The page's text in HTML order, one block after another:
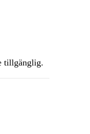
tillgänglig.